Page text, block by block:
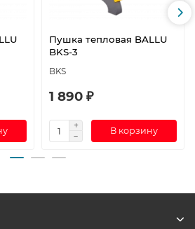
Пушка тепловая BALLU
BKS-3
BKS
1 890 ₽
В корзину